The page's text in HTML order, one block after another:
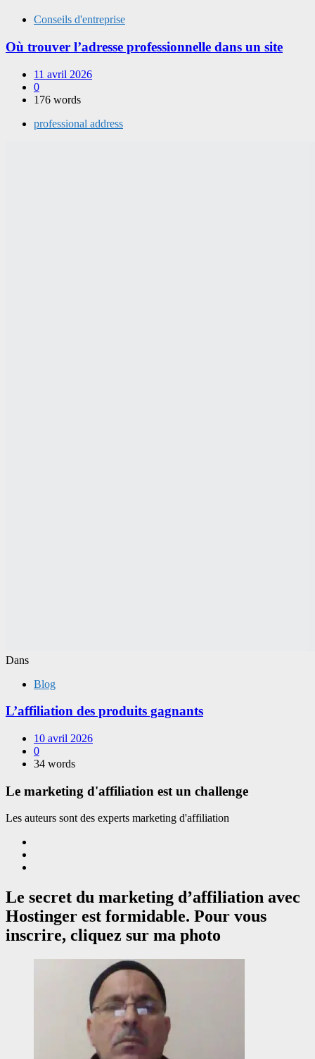
Conseils d'entreprise
Où trouver l’adresse professionnelle dans un site
11 avril 2026
0
176 words
professional address
Dans
Blog
L’affiliation des produits gagnants
10 avril 2026
0
34 words
Le marketing d'affiliation est un challenge
Les auteurs sont des experts marketing d'affiliation
Le secret du marketing d’affiliation avec
Hostinger est formidable. Pour vous
inscrire, cliquez sur ma photo